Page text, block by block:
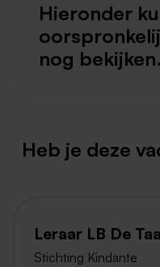
Hieronder
nog bekijken.
Heb je deze
Leraar LB De
Stichting Kindante